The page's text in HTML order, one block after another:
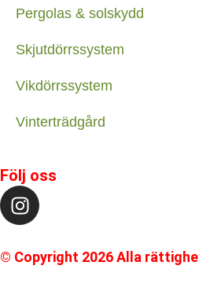
Pergolas & solskydd
Skjutdörrssystem
Vikdörrssystem
Vinterträdgård
Följ oss
© Copyright 2026 Alla